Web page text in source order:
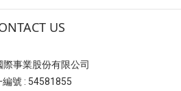
US
際事業股份有限公司
編號 : 54581855